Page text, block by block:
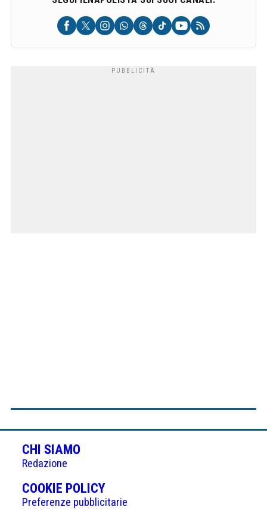
CHI SIAMO
Redazione
COOKIE POLICY(APRE
IN
Preferenze pubblicitarie